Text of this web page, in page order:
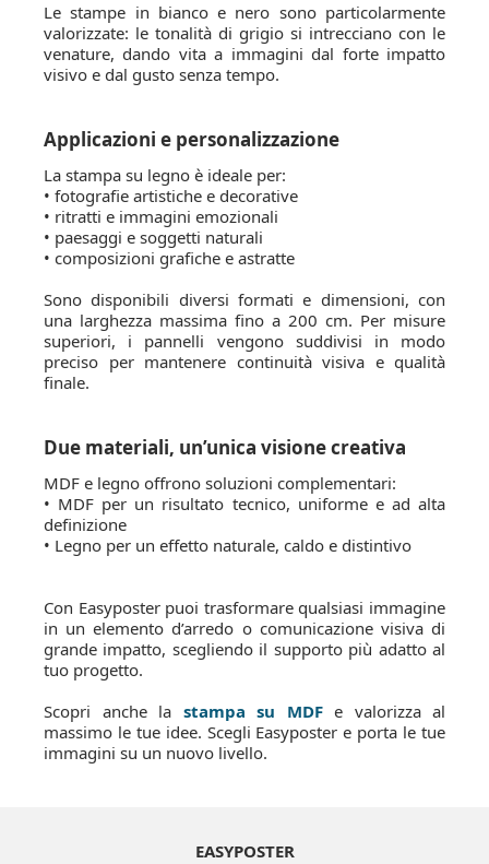
Le stampe in bianco e nero sono particolarmente
valorizzate: le tonalità di grigio si intrecciano con le
venature, dando vita a immagini dal forte impatto
visivo e dal gusto senza tempo.
Applicazioni e personalizzazione
La stampa su legno è ideale per:
• fotografie artistiche e decorative
• ritratti e immagini emozionali
• paesaggi e soggetti naturali
• composizioni grafiche e astratte
Sono disponibili diversi formati e dimensioni, con
una larghezza massima fino a 200 cm. Per misure
superiori, i pannelli vengono suddivisi in modo
preciso per mantenere continuità visiva e qualità
finale.
Due materiali, un’unica visione creativa
MDF e legno offrono soluzioni complementari:
• MDF per un risultato tecnico, uniforme e ad alta
definizione
• Legno per un effetto naturale, caldo e distintivo
Con Easyposter puoi trasformare qualsiasi immagine
in un elemento d’arredo o comunicazione visiva di
grande impatto, scegliendo il supporto più adatto al
tuo progetto.
Scopri anche la stampa su MDFe valorizza al
massimo le tue idee. Scegli Easyposter e porta le tue
immagini su un nuovo livello.
EASYPOSTER